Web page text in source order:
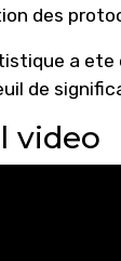
des
a
de
video